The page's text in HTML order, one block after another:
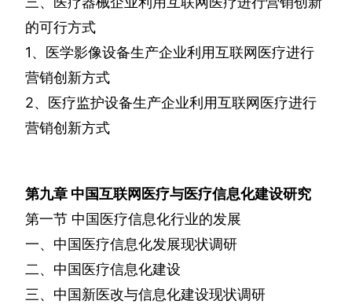
的可行方式
1、医学影像设备生产企业利用互联网医疗进行
营销创新方式
2、医疗监护设备生产企业利用互联网医疗进行
营销创新方式
第九章 中国互联网医疗与医疗信息化建设研究
第一节 中国医疗信息化行业的发展
一、中国医疗信息化发展现状调研
二、中国医疗信息化建设
三、中国新医改与信息化建设现状调研